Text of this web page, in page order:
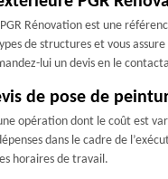
Rénovation est une
de structures et vous
lui un devis en le
de pose de
opération dont le coût est
dans le cadre de
horaires de travail.